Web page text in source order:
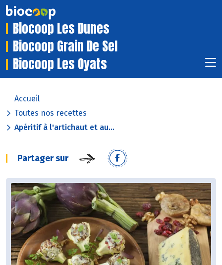
Biocoop Les Dunes
Biocoop Grain De Sel
Biocoop Les Oyats
Accueil
Toutes nos recettes
Apéritif à l'artichaut et au...
Partager sur